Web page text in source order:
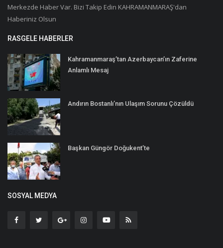
Merkezde Haber Var. Bizi Takip Edin KAHRAMANMARAŞ'dan
Haberiniz Olsun
RASGELE HABERLER
Kahramanmaraş’tan Azerbaycan’ın Zaferine
Anlamlı Mesaj
Andırın Bostanlı’nın Ulaşım Sorunu Çözüldü
Başkan Güngör Doğukent’te
SOSYAL MEDYA